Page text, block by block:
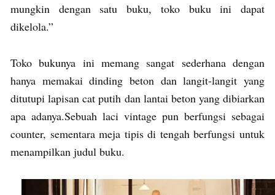
mungkin dengan satu buku, toko buku ini dapat
dikelola.”
Toko bukunya ini memang sangat sederhana dengan
hanya memakai dinding beton dan langit-langit yang
ditutupi lapisan cat putih dan lantai beton yang dibiarkan
apa adanya.Sebuah laci vintage pun berfungsi sebagai
counter, sementara meja tipis di tengah berfungsi untuk
menampilkan judul buku.